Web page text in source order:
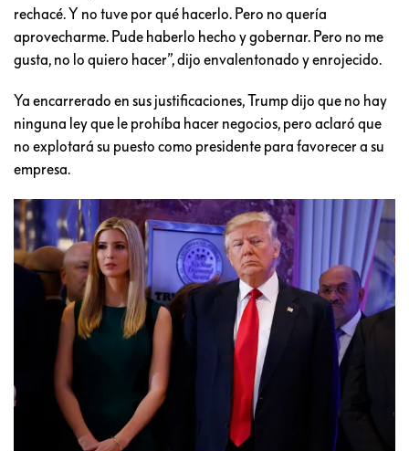
rechacé. Y no tuve por qué hacerlo. Pero no quería
aprovecharme. Pude haberlo hecho y gobernar. Pero no me
gusta, no lo quiero hacer”, dijo envalentonado y enrojecido.
Ya encarrerado en sus justificaciones, Trump dijo que no hay
ninguna ley que le prohíba hacer negocios, pero aclaró que
no explotará su puesto como presidente para favorecer a su
empresa.